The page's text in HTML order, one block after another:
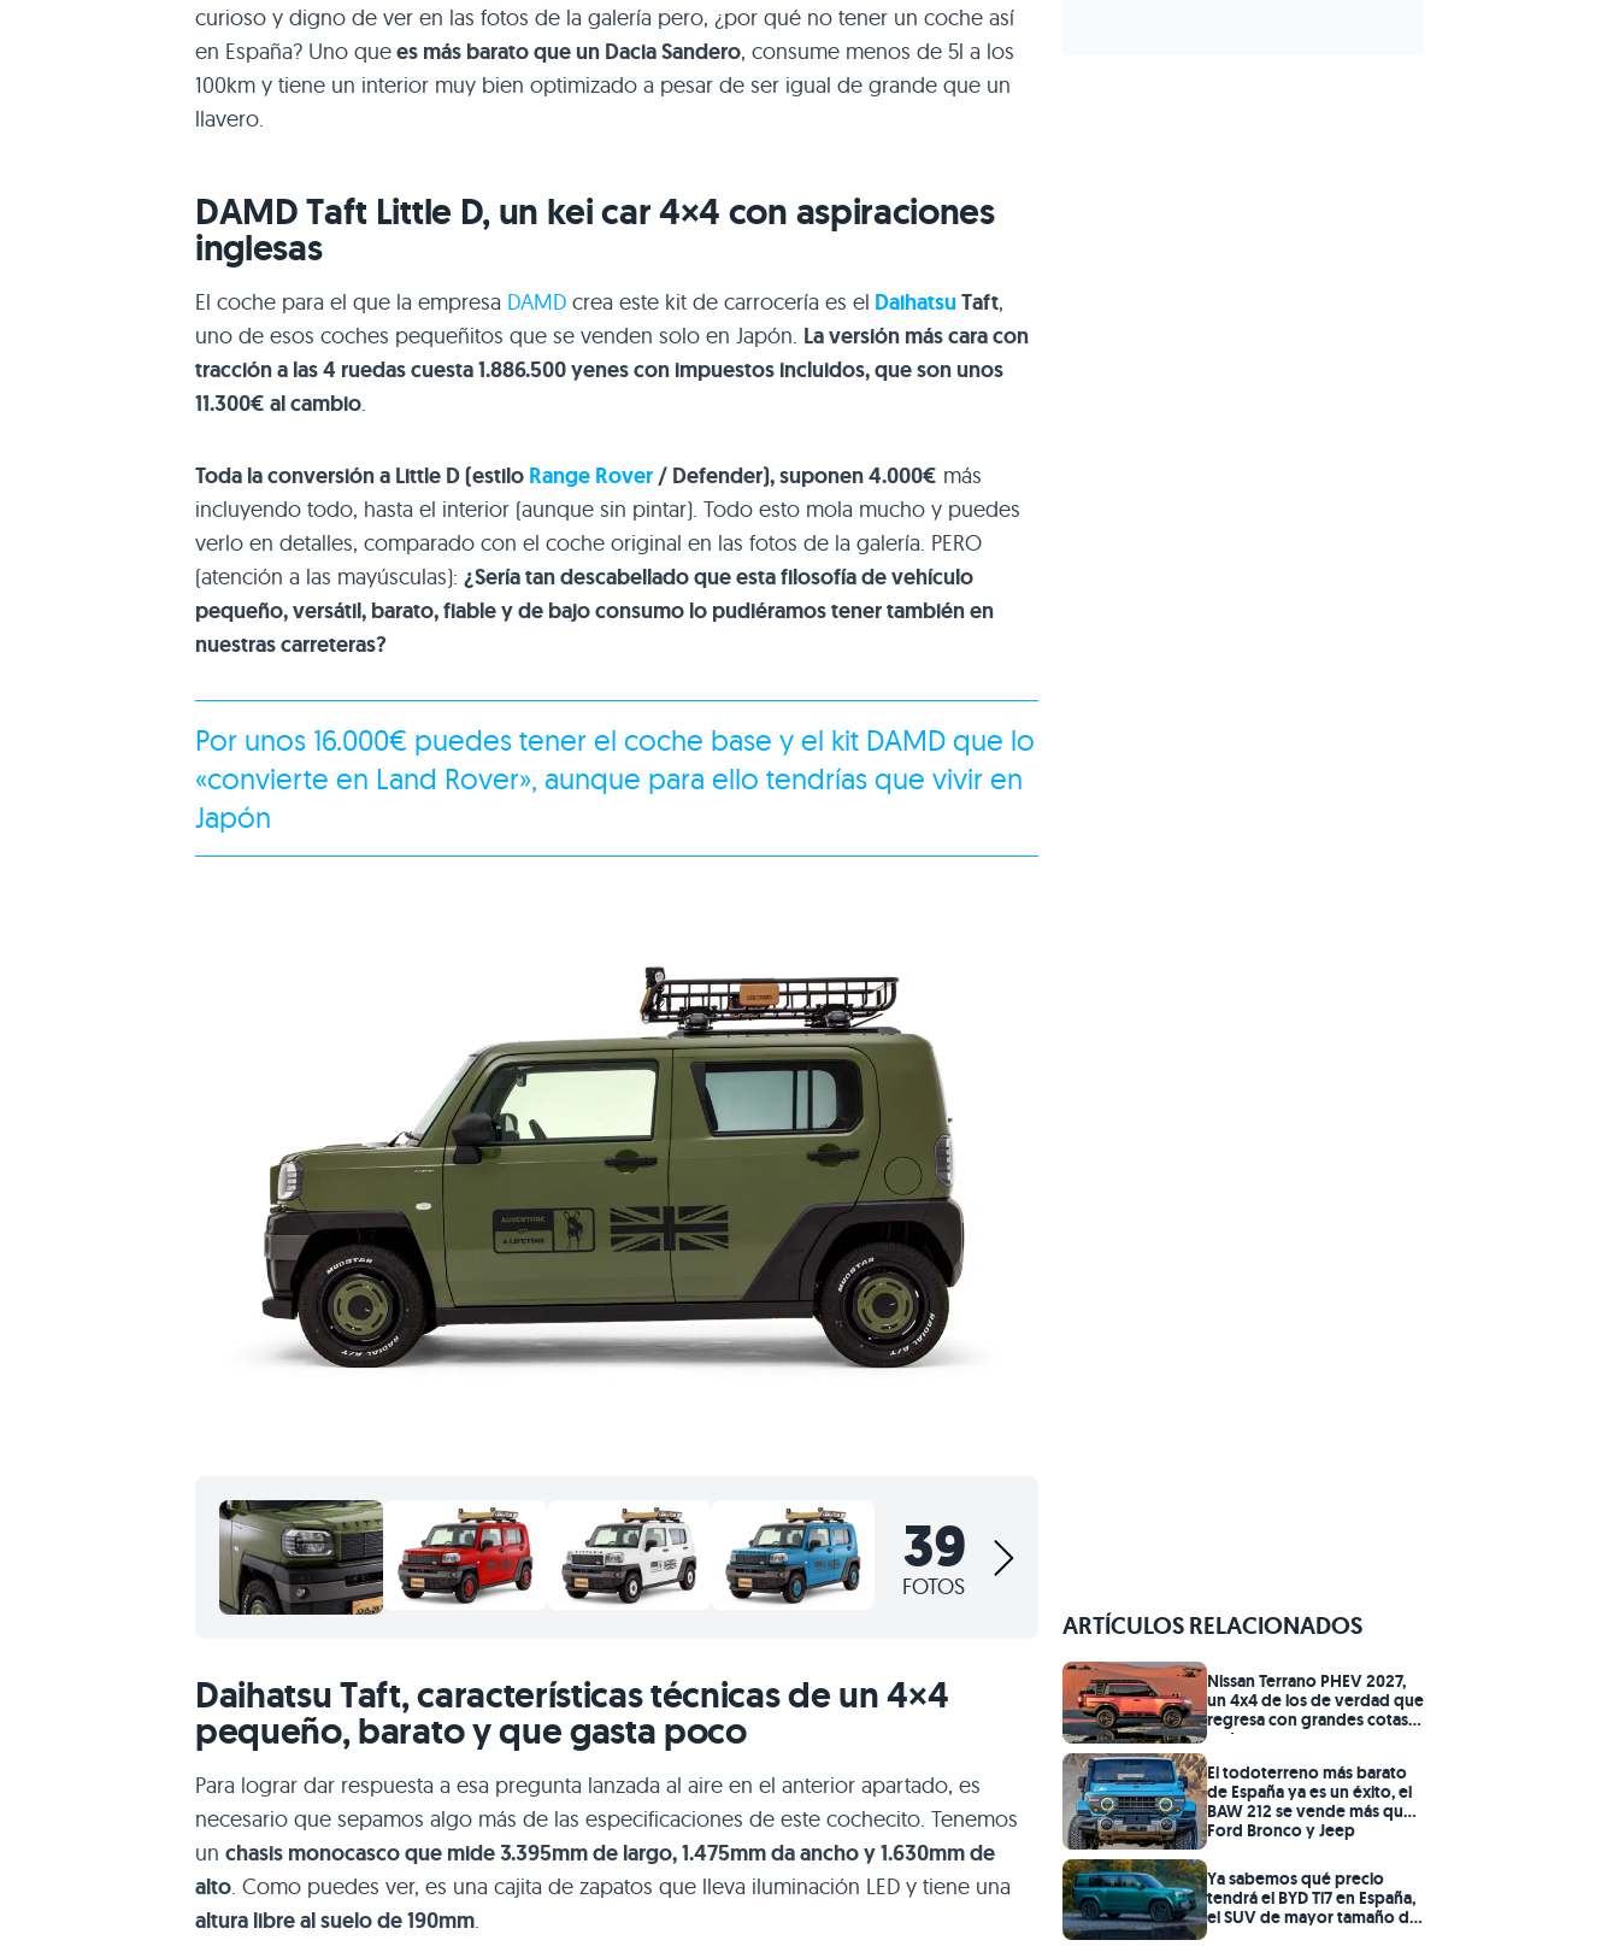
curioso y digno de ver en las fotos de la galería pero, ¿por qué no tener un coche así
en España? Uno quees más barato que un Dacia Sandero, consume menos de 5l a los
100km y tiene un interior muy bien optimizado a pesar de ser igual de grande que un
llavero.
DAMD Taft Little D, un kei car 4×4 con aspiraciones
inglesas
El coche para el que la empresa DAMD crea este kit de carrocería es el DaihatsuTaft,
uno de esos coches pequeñitos que se venden solo en Japón. La versión más cara con
tracción a las 4 ruedas cuesta 1.886.500 yenes con impuestos incluidos, que son unos
11.300€ al cambio.
Toda la conversión a Little D (estilo Range Rover/ Defender), suponen 4.000€ más
incluyendo todo, hasta el interior (aunque sin pintar). Todo esto mola mucho y puedes
verlo en detalles, comparado con el coche original en las fotos de la galería. PERO
(atención a las mayúsculas): ¿Sería tan descabellado que esta filosofía de vehículo
pequeño, versátil, barato, fiable y de bajo consumo lo pudiéramos tener también en
nuestras carreteras?
Por unos 16.000€ puedes tener el coche base y el kit DAMD que lo
«convierte en Land Rover», aunque para ello tendrías que vivir en
Japón
39
FOTOS
Daihatsu Taft, características técnicas de un 4×4
pequeño, barato y que gasta poco
Para lograr dar respuesta a esa pregunta lanzada al aire en el anterior apartado, es
necesario que sepamos algo más de las especificaciones de este cochecito. Tenemos
un chasis monocasco que mide 3.395mm de largo, 1.475mm da ancho y 1.630mm de
alto. Como puedes ver, es una cajita de zapatos que lleva iluminación LED y tiene una
altura libre al suelo de 190mm.
ARTÍCULOS RELACIONADOS
Nissan Terrano PHEV 2027,
un 4x4 de los de verdad que
regresa con grandes cotas
todoterreno y un motor
420CV y 800Nm que podría
acorralar a los Ford Bronco,
los Land Cruiser o los
Mercedes Clase G
El todoterreno más barato
de España ya es un éxito, el
BAW 212 se vende más que
Ford Bronco y Jeep
Ya sabemos qué precio
tendrá el BYD Ti7 en España,
el SUV de mayor tamaño de